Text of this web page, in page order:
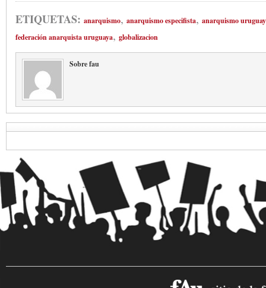
ETIQUETAS: anarquismo, anarquismo especifista, anarquismo uruguay
federación anarquista uruguaya, globalizacion
Sobre fau